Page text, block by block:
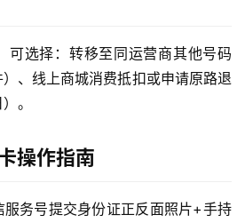
可选择：转移至同运营商其他号码
）、线上商城消费抵扣或申请原路退
。
操作指南
服务号提交身份证正反面照片+手持